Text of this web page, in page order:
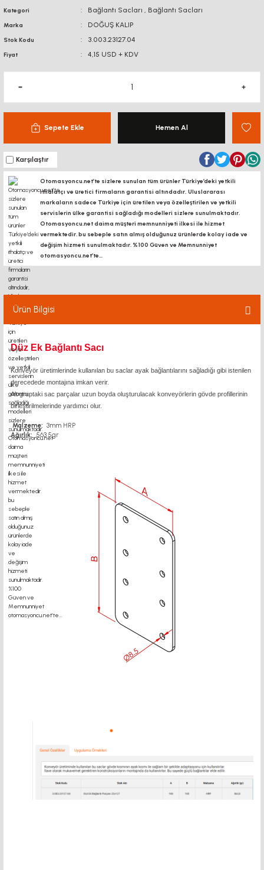
Kategori Bağlantı Sacları , Bağlantı Sacları
Marka DOĞUŞ KALIP
Stok Kodu 3.003.23127.04
Fiyat 4,15 USD + KDV
Sepete Ekle Hemen Al
Karşılaştır
Otomasyoncu.net’te sizlere sunulan tüm ürünler Türkiye’deki yetkili
ithalatçı ve üretici firmaların garantisi altındadır, Uluslararası
markaların sadece Türkiye için üretilen veya özelleştirilen ve yetkili
servislerin ülke garantisi sağladığı modelleri sizlere sunulmaktadır.
Otomasyoncu.net daima müşteri memnunniyeti ilkesi ile hizmet
vermektedir. bu sebeple satın almış olduğunuz ürünlerde kolay iade ve
değişim hizmeti sunulmaktadır. %100 Güven ve Memnunniyet
otomasyoncu.net’te...
Ürün Bilgisi
Düz Ek Bağlantı Sacı
Konveyör üretimlerinde kullanılan bu saclar ayak bağlantılarını sağladığı gibi istenilen
derecedede montajına imkan verir.
Alt gruptaki sac parçalar uzun boyda oluşturulacak konveyörlerin gövde profillerinin
birleştirilmelerinde yardımcı olur.
Malzeme; 3mm HRP
Ağırlık; 563.5gr